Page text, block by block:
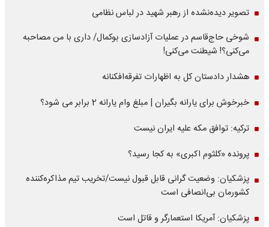
تصویر دیده‌نشده از رهبر شهید در لباس نظامی
شوخی حاج‌قاسم در عملیات آزادسازی بوکمال/ داری با من مصاحبه‌
می‌کنی؟! شیطنت می‌کنی!
هشدار دادستان کل به اظهارات تفرقه‌افکنانه
خبرخوش برای یارانه بگیران | مبلغ وام یارانه 2 برابر می شود؟
ترکیه: توافق مکه علیه ایران نیست
پرونده «کلثوم اکبری» به کجا رسید؟
پزشکیان: وضعیت گرانی قابل قبول نیست/تخریب تیم مذاکره‌کننده
کشورمان بی‌انصافی است
پزشکیان: آمریکا استعمارگر و قاتل است